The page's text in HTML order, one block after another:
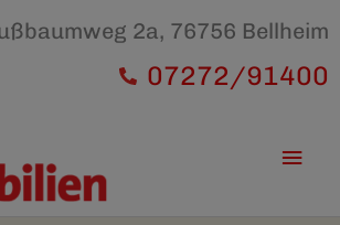
2a, 76756 Bellheim
07272/91400